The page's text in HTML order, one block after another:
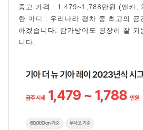
중고 가격 : 1,479~1,788만원 (엔카,
한 마디 : 우리나라 경차 중 최고의
하겠습니다. 감가방어도 굉장히 잘
니다.